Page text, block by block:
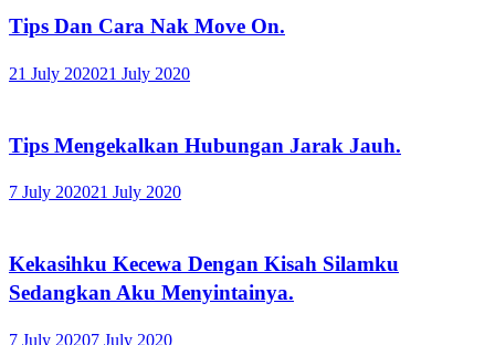
Tips Dan Cara Nak Move On.
21 July 202021 July 2020
Tips Mengekalkan Hubungan Jarak Jauh.
7 July 202021 July 2020
Kekasihku Kecewa Dengan Kisah Silamku
Sedangkan Aku Menyintainya.
7 July 20207 July 2020